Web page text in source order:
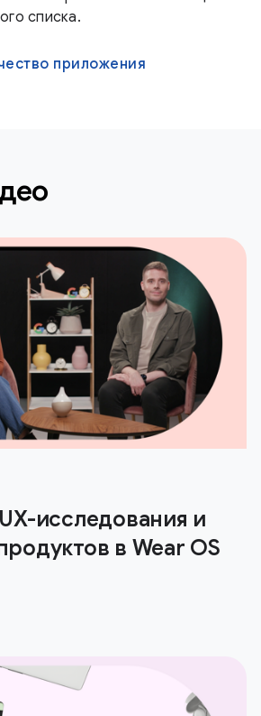
списка.
приложения
исследования и
в Wear OS